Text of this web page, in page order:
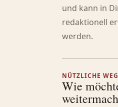
und kann in
redaktionell
werden.
NÜTZLICHE
Wie